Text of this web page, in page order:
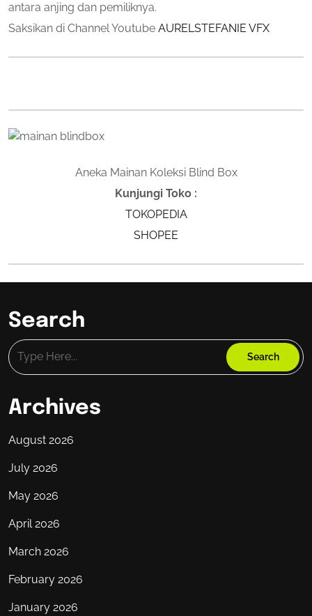
antara anjing dan pemiliknya.
Saksikan di Channel Youtube AURELSTEFANIE VFX
Aneka Mainan Koleksi Blind Box
Kunjungi Toko :
TOKOPEDIA
SHOPEE
Search
Archives
August 2026
July 2026
May 2026
April 2026
March 2026
February 2026
January 2026